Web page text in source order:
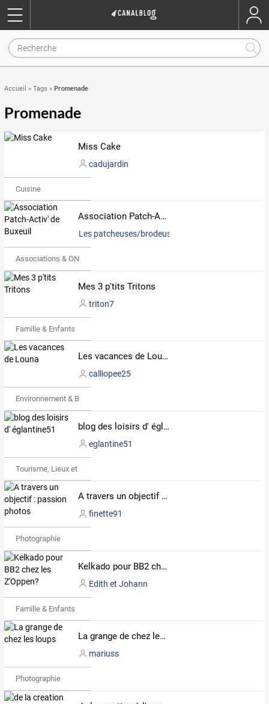
Accueil » Tags » Promenade
Promenade
Miss Cake
cadujardin
Cuisine
Association Patch-Activ' de Buxeuil
Les patcheuses/brodeuses
Associations & ONG
Mes 3 p'tits Tritons
triton7
Famille & Enfants
Les vacances de Louna
calliopee25
Environnement & Bio
blog des loisirs d' églantine51
eglantine51
Tourisme, Lieux et Événements
A travers un objectif : passion photos
finette91
Photographie
Kelkado pour BB2 chez les Z'Oppen?
Edith et Johann
Famille & Enfants
La grange de chez les loups
mariuss
Photographie